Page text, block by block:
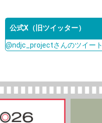
公式X（旧ツイッター）
@ndjc_projectさんのツイート